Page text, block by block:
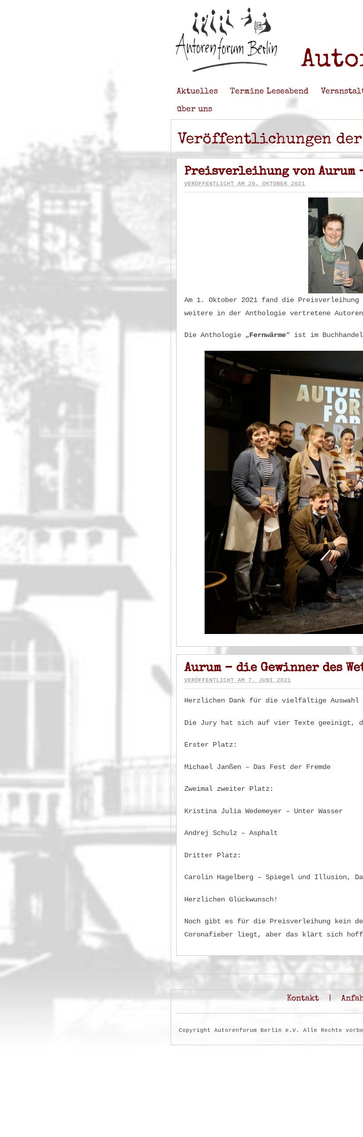
Aktuelles Termine Leseabend
über uns
Veröffentlichungen
Preisverleihung von Aurum
VERÖFFENTLICHT AM 20. OKTOBER 2021
Am 1. Oktober 2021 fand die
weitere in der Anthologie vertretene
Die Anthologie „Fernwärme“ ist im
Aurum – die Gewinner des
VERÖFFENTLICHT AM 7. JUNI 2021
Herzlichen Dank für die vielfältige Auswahl
Die Jury hat sich auf vier Texte geeinigt,
Erster Platz:
Michael Janßen – Das Fest der Fremde
Zweimal zweiter Platz:
Kristina Julia Wedemeyer – Unter Wasser
Andrej Schulz – Asphalt
Dritter Platz:
Carolin Hagelberg – Spiegel und Illusion,
Herzlichen Glückwunsch!
Noch gibt es für die Preisverleihung kein
Coronafieber liegt, aber das klärt sich
Kontakt |
Copyright Autorenforum Berlin e.V. Alle Rechte